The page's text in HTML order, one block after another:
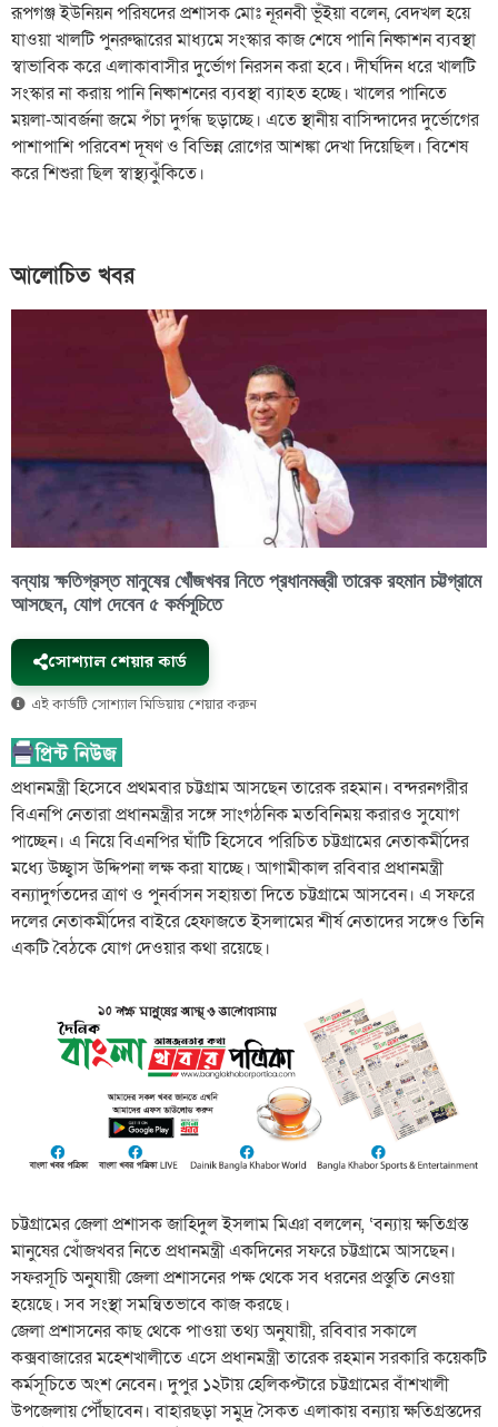
রূপগঞ্জ ইউনিয়ন পরিষদের প্রশাসক মোঃ নূরনবী ভূঁইয়া বলেন, বেদখল হয়ে
যাওয়া খালটি পুনরুদ্ধারের মাধ্যমে সংস্কার কাজ শেষে পানি নিষ্কাশন ব্যবস্থা
স্বাভাবিক করে এলাকাবাসীর দুর্ভোগ নিরসন করা হবে। দীর্ঘদিন ধরে খালটি
সংস্কার না করায় পানি নিষ্কাশনের ব্যবস্থা ব্যাহত হচ্ছে। খালের পানিতে
ময়লা-আবর্জনা জমে পঁচা দুর্গন্ধ ছড়াচ্ছে। এতে স্থানীয় বাসিন্দাদের দুর্ভোগের
পাশাপাশি পরিবেশ দূষণ ও বিভিন্ন রোগের আশঙ্কা দেখা দিয়েছিল। বিশেষ
করে শিশুরা ছিল স্বাস্থ্যঝুঁকিতে।
আলোচিত খবর
বন্যায় ক্ষতিগ্রস্ত মানুষের খোঁজখবর নিতে প্রধানমন্ত্রী তারেক রহমান চট্টগ্রামে
আসছেন, যোগ দেবেন ৫ কর্মসূচিতে
সোশ্যাল শেয়ার কার্ড
এই কার্ডটি সোশ্যাল মিডিয়ায় শেয়ার করুন
প্রধানমন্ত্রী হিসেবে প্রথমবার চট্টগ্রাম আসছেন তারেক রহমান। বন্দরনগরীর
বিএনপি নেতারা প্রধানমন্ত্রীর সঙ্গে সাংগঠনিক মতবিনিময় করারও সুযোগ
পাচ্ছেন। এ নিয়ে বিএনপির ঘাঁটি হিসেবে পরিচিত চট্টগ্রামের নেতাকর্মীদের
মধ্যে উচ্ছ্বাস উদ্দিপনা লক্ষ করা যাচ্ছে। আগামীকাল রবিবার প্রধানমন্ত্রী
বন্যাদুর্গতদের ত্রাণ ও পুনর্বাসন সহায়তা দিতে চট্টগ্রামে আসবেন। এ সফরে
দলের নেতাকর্মীদের বাইরে হেফাজতে ইসলামের শীর্ষ নেতাদের সঙ্গেও তিনি
একটি বৈঠকে যোগ দেওয়ার কথা রয়েছে।
চট্টগ্রামের জেলা প্রশাসক জাহিদুল ইসলাম মিঞা বললেন, ‘বন্যায় ক্ষতিগ্রস্ত
মানুষের খোঁজখবর নিতে প্রধানমন্ত্রী একদিনের সফরে চট্টগ্রামে আসছেন।
সফরসূচি অনুযায়ী জেলা প্রশাসনের পক্ষ থেকে সব ধরনের প্রস্তুতি নেওয়া
হয়েছে। সব সংস্থা সমন্বিতভাবে কাজ করছে।
জেলা প্রশাসনের কাছ থেকে পাওয়া তথ্য অনুযায়ী, রবিবার সকালে
কক্সবাজারের মহেশখালীতে এসে প্রধানমন্ত্রী তারেক রহমান সরকারি কয়েকটি
কর্মসূচিতে অংশ নেবেন। দুপুর ১২টায় হেলিকপ্টারে চট্টগ্রামের বাঁশখালী
উপজেলায় পৌঁছাবেন। বাহারছড়া সমুদ্র সৈকত এলাকায় বন্যায় ক্ষতিগ্রস্তদের